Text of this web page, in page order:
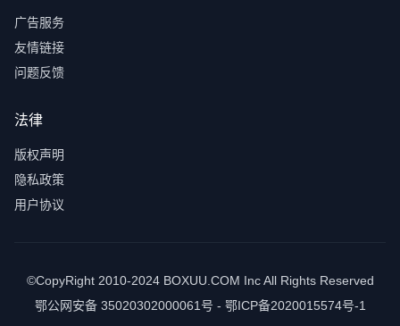
广告服务
友情链接
问题反馈
法律
版权声明
隐私政策
用户协议
©CopyRight 2010-2024 BOXUU.COM Inc All Rights Reserved
鄂公网安备 35020302000061号 - 鄂ICP备2020015574号-1